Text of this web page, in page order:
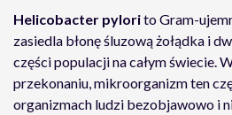
Helicobacter pylorito Gram-
zasiedla błonę śluzową żołądka i
części populacji na całym świecie.
przekonaniu, mikroorganizm ten
organizmach ludzi bezobjawowo i